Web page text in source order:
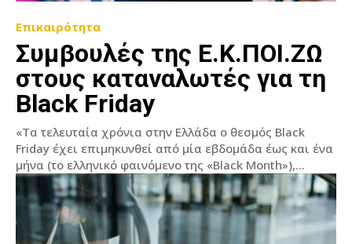
Επικαιρότητα
Συμβουλές της Ε.Κ.ΠΟΙ.ΖΩ
στους καταναλωτές για τη
Black Friday
«Τα τελευταία χρόνια στην Ελλάδα ο θεσμός Black
Friday έχει επιμηκυνθεί από μία εβδομάδα έως και ένα
μήνα (το ελληνικό φαινόμενο της «Black Month»),...